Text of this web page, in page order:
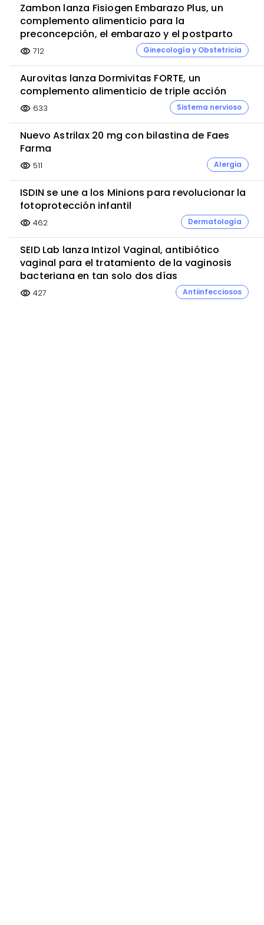
Zambon lanza Fisiogen Embarazo Plus, un
complemento alimenticio para la
preconcepción, el embarazo y el postparto
visibility 712 Ginecología y Obstetricia
Aurovitas lanza Dormivitas FORTE, un
complemento alimenticio de triple acción
visibility 633 Sistema nervioso
Nuevo Astrilax 20 mg con bilastina de Faes
Farma
visibility 511 Alergia
ISDIN se une a los Minions para revolucionar la
fotoprotección infantil
visibility 462 Dermatología
SEID Lab lanza Intizol Vaginal, antibiótico
vaginal para el tratamiento de la vaginosis
bacteriana en tan solo dos días
visibility 427 Antiinfecciosos